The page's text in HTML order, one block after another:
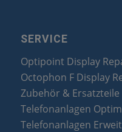
SERVICE
Optipoint Display
Octophon F Display
Zubehör & Ersatzteile
Telefonanlagen
Telefonanlagen